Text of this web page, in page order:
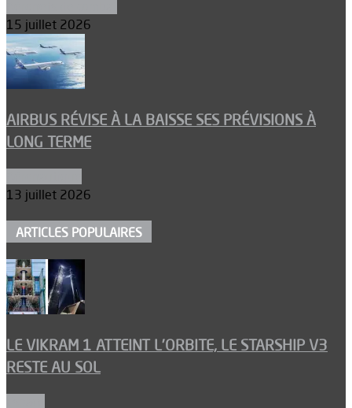
15 juillet 2026
AIRBUS RÉVISE À LA BAISSE SES PRÉVISIONS À
LONG TERME
13 juillet 2026
ARTICLES POPULAIRES
LE VIKRAM 1 ATTEINT L’ORBITE, LE STARSHIP V3
RESTE AU SOL